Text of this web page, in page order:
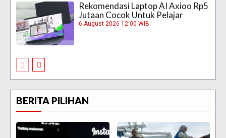
Rekomendasi Laptop AI Axioo Rp5
Jutaan Cocok Untuk Pelajar
6 August 2026 12:00 WIB
BERITA PILIHAN